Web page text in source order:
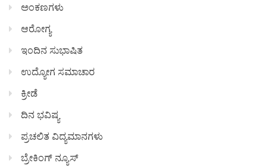
ಅಂಕಣಗಳು
ಆರೋಗ್ಯ
ಇಂದಿನ ಸುಭಾಷಿತ
ಉದ್ಯೋಗ ಸಮಾಚಾರ
ಕ್ರೀಡೆ
ದಿನ ಭವಿಷ್ಯ
ಪ್ರಚಲಿತ ವಿದ್ಯಮಾನಗಳು
ಬ್ರೇಕಿಂಗ್ ನ್ಯೂಸ್